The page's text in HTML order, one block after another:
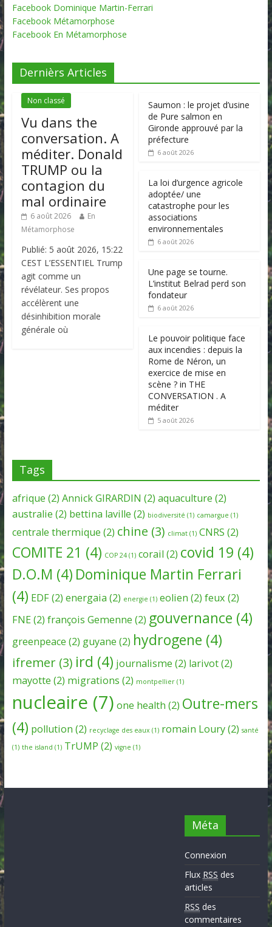
Facebook Dominique Martin-Ferrari
Facebook Métamorphose
Facebook En Métamorphose
Dernièrs Articles
Non classé
Vu dans the
conversation. A
méditer. Donald
TRUMP ou la
contagion du
mal ordinaire
6 août 2026
En
Métamorphose
Publié: 5 août 2026, 15:22
CEST L’ESSENTIEL Trump
agit comme un
révélateur. Ses propos
accélèrent une
désinhibition morale
générale où
Saumon : le projet d’usine
de Pure salmon en
Gironde approuvé par la
préfecture
6 août 2026
La loi d’urgence agricole
adoptée/ une
catastrophe pour les
associations
environnementales
6 août 2026
Une page se tourne.
L’institut Belrad perd son
fondateur
6 août 2026
Le pouvoir politique face
aux incendies : depuis la
Rome de Néron, un
exercice de mise en
scène ? in THE
CONVERSATION . A
méditer
5 août 2026
Tags
afrique (2) Annick GIRARDIN (2) aquaculture (2)
australie (2) bettina laville (2) biodiversité (1) camargue (1)
centrale thermique (2) chine (3) climat(1) CNRS (2)
COMITE 21 (4) COP 24(1) corail (2) covid 19 (4)
D.O.M (4) Dominique Martin Ferrari
(4) EDF(2) energaia (2) energie (1) eolien (2) feux (2)
FNE(2) françois Gemenne (2) gouvernance (4)
greenpeace (2) guyane (2) hydrogene (4)
ifremer(3) ird (4) journalisme (2) larivot(2)
mayotte (2) migrations (2) montpellier(1)
nucleaire (7) one health (2) Outre-mers
(4) pollution (2) recyclage des eaux (1) romain Loury(2) santé
(1) the island (1) TrUMP (2) vigne (1)
Méta
Connexion
Flux RSS des
articles
RSS des
commentaires